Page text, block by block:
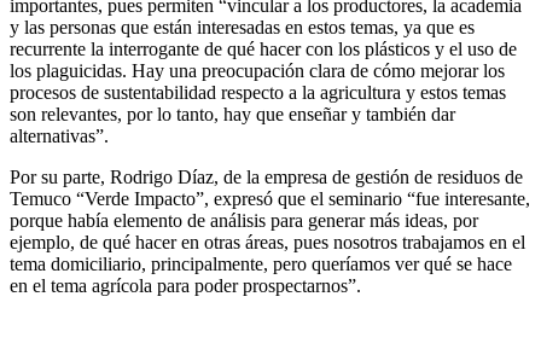
importantes, pues permiten “vincular a los productores, la academia
y las personas que están interesadas en estos temas, ya que es
recurrente la interrogante de qué hacer con los plásticos y el uso de
los plaguicidas. Hay una preocupación clara de cómo mejorar los
procesos de sustentabilidad respecto a la agricultura y estos temas
son relevantes, por lo tanto, hay que enseñar y también dar
alternativas”.
Por su parte, Rodrigo Díaz, de la empresa de gestión de residuos de
Temuco “Verde Impacto”, expresó que el seminario “fue interesante,
porque había elemento de análisis para generar más ideas, por
ejemplo, de qué hacer en otras áreas, pues nosotros trabajamos en el
tema domiciliario, principalmente, pero queríamos ver qué se hace
en el tema agrícola para poder prospectarnos”.